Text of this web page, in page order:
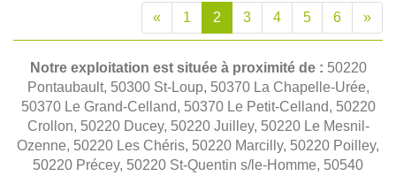
« 1 2 3 4 5 6 »
Notre exploitation est située à proximité de : 50220
Pontaubault, 50300 St-Loup, 50370 La Chapelle-Urée,
50370 Le Grand-Celland, 50370 Le Petit-Celland, 50220
Crollon, 50220 Ducey, 50220 Juilley, 50220 Le Mesnil-
Ozenne, 50220 Les Chéris, 50220 Marcilly, 50220 Poilley,
50220 Précey, 50220 St-Quentin s/le-Homme, 50540